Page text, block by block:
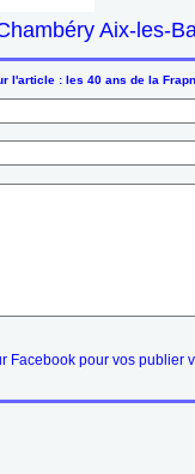
Aix-les-
l'article : les 40 ans de la
Facebook pour vos publier